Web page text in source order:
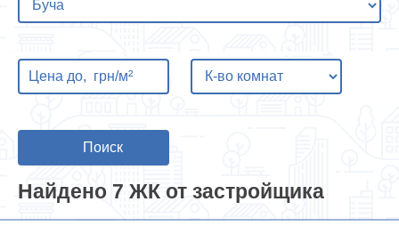
Поиск
Найдено 7 ЖК от застройщика